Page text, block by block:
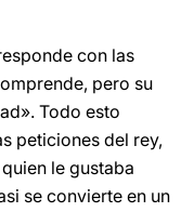
con las
pero su
Todo esto
peticiones del rey,
le gustaba
se convierte en un